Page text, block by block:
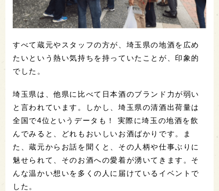
すべて蔵元やスタッフの方が、埼玉県の地酒を広め
たいという熱い気持ちを持っていたことが、印象的
でした。
埼玉県は、他県に比べて日本酒のブランド力が弱い
と言われています。しかし、埼玉県の清酒出荷量は
全国で4位というデータも！ 実際に埼玉の地酒を飲
んでみると、どれもおいしいお酒ばかりです。ま
た、蔵元からお話を聞くと、その人柄や仕事ぶりに
魅せられて、そのお酒への愛着が湧いてきます。そ
んな温かい想いを多くの人に届けているイベントで
した。